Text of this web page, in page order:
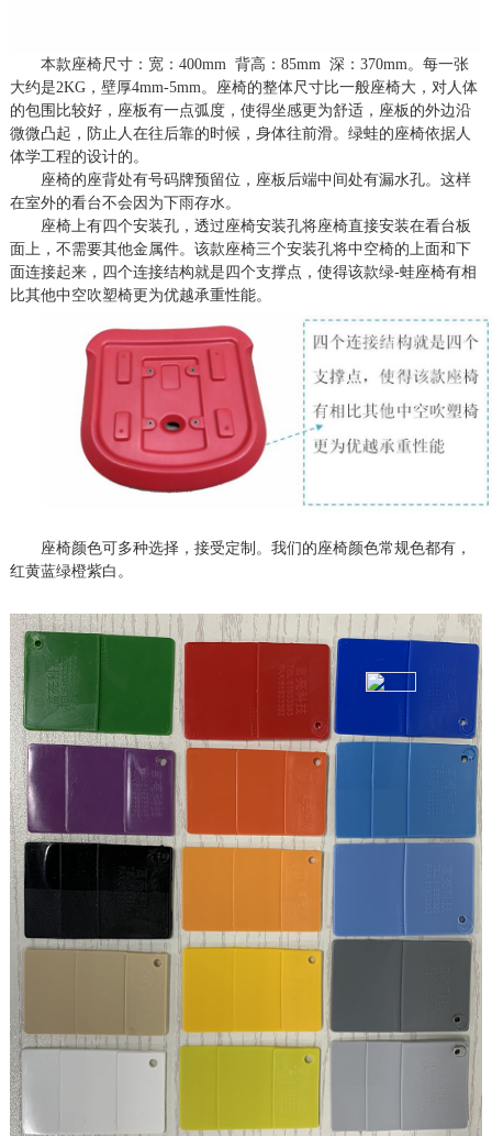
本款座椅尺寸：宽： 400mm 背高： 85mm 深： 370mm。每一张
大约是2KG，壁厚4mm-5mm。座椅的整体尺寸比一般座椅大，对人体
的包围比较好， 座板有一点弧度， 使得坐感更为舒适，座板的外边沿
微微凸起，防止人在往后靠的时候，身体往前滑。绿蛙的座椅依据人
体学工程的设计的。
座椅的座背处有号码牌预留位，座板后端中间处有漏水孔。这样
在室外的看台不会因为下雨存水。
座椅上有四个安装孔，透过座椅安装孔将座椅直接安装在看台板
面上，不需要其他金属件。该款座椅三个安装孔将中空椅的上面和下
面连接起来，四个连接结构就是四个支撑点，使得该款绿-蛙座椅有相
比其他中空吹塑椅更为优越承重性能。
座椅颜色可多种选择，接受定制。我们的座椅颜色常规色都有，
红黄蓝绿橙紫白。